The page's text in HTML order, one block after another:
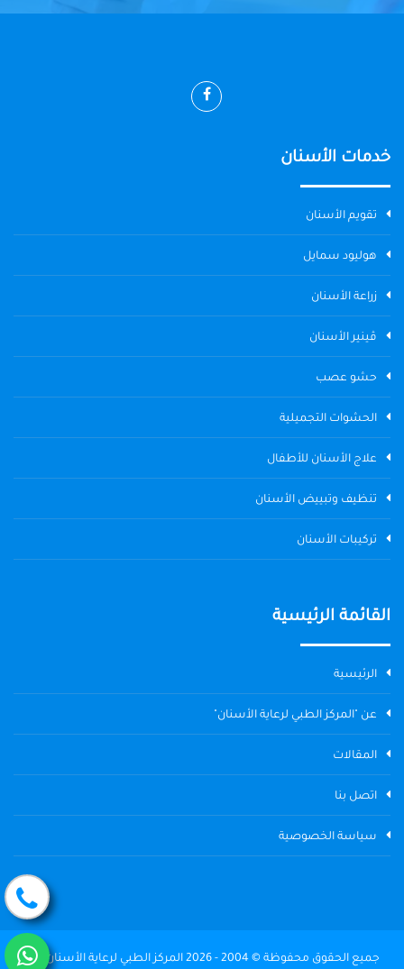
خدمات الأسنان
تقويم الأسنان
هوليود سمايل
زراعة الأسنان
ڤينير الأسنان
حشو عصب
الحشوات التجميلية
علاج الأسنان للأطفال
تنظيف وتبييض الأسنان
تركيبات الأسنان
القائمة الرئيسية
الرئيسية
عن "المركز الطبي لرعاية الأسنان"
المقالات
اتصل بنا
سياسة الخصوصية
جميع الحقوق محفوظة © 2004 - 2026 المركز الطبي لرعاية الأسنان The